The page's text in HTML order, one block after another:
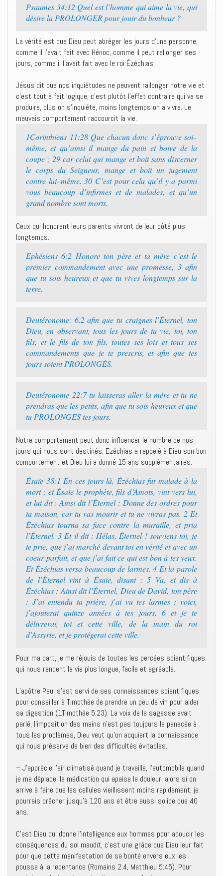
Psaumes 34:12 Quel est l’homme qui aime la vie, qui
désire la PROLONGER pour jouir du bonheur ?
La vérité est que Dieu peut abréger les jours d’une personne,
comme il l’avait fait avec Hénoc, comme il peut rallonger ses
jours, comme il l’avait fait avec le roi Ézéchias.
Jésus dit que nos inquiétudes ne peuvent rallonger notre vie et
c’est tout à fait logique, c’est plutôt l’effet contraire qui va se
produire, plus on s’inquiète, moins longtemps on a vivre. Le
mauvais comportement raccourcit la vie.
1Corinthiens 11:28 Que chacun donc s’éprouve soi–
même, et qu’ainsi il mange du pain et boive de la
coupe ; 29 car celui qui mange et boit sans discerner
le corps du Seigneur, mange et boit un jugement
contre lui–même. 30 C’est pour cela qu’il y a parmi
vous beaucoup d’infirmes et de malades, et qu’un
grand nombre sont morts.
Ceux qui honorent leurs parents vivront de leur côté plus
longtemps.
Ephésiens 6:2 Honore ton père et ta mère c’est le
premier commandement avec une promesse, 3 afin
que tu sois heureux et que tu vives longtemps sur la
terre.
Deutéronome: 6.2 afin que tu craignes l’Éternel, ton
Dieu, en observant, tous les jours de ta vie, toi, ton
fils, et le fils de ton fils, toutes ses lois et tous ses
commandements que je te prescris, et afin que tes
jours soient PROLONGÉS.
Deutéronome 22:7 tu laisseras aller la mère et tu ne
prendras que les petits, afin que tu sois heureux et que
tu PROLONGES tes jours.
Notre comportement peut donc influencer le nombre de nos
jours qui nous sont destinés. Ezéchias a rappelé à Dieu son bon
comportement et Dieu lui a donné 15 ans supplémentaires.
Ésaïe 38:1 En ces jours-là, Ézéchias fut malade à la
mort ; et Ésaïe le prophète, fils d’Amots, vint vers lui,
et lui dit : Ainsi dit l’Éternel : Donne des ordres pour
ta maison, car tu vas mourir et tu ne vivras pas. 2 Et
Ézéchias tourna sa face contre la muraille, et pria
l’Éternel. 3 Et il dit : Hélas, Éternel ! souviens-toi, je
te prie, que j’ai marché devant toi en vérité et avec un
coeur parfait, et que j’ai fait ce qui est bon à tes yeux.
Et Ézéchias versa beaucoup de larmes. 4 Et la parole
de l’Éternel vint à Ésaïe, disant : 5 Va, et dis à
Ézéchias : Ainsi dit l’Éternel, Dieu de David, ton père
: J’ai entendu ta prière, j’ai vu tes larmes ; voici,
j’ajouterai quinze années à tes jours, 6 et je te
délivrerai, toi et cette ville, de la main du roi
d’Assyrie, et je protégerai cette ville.
Pour ma part, je me réjouis de toutes les percées scientifiques
qui nous rendent la vie plus longue, facile et agréable.
L’apôtre Paul s’est servi de ses connaissances scientifiques
pour conseiller à Timothée de prendre un peu de vin pour aider
sa digestion (1Timothée 5:23). La voix de la sagesse avait
parlé, l’imposition des mains n’est pas toujours la panacée à
tous les problèmes, Dieu veut qu’on acquiert la connaissance
qui nous préserve de bien des difficultés évitables.
– J’apprécie l’air climatisé quand je travaille, l’automobile quand
je me déplace, la médication qui apaise la douleur, alors si on
arrive à faire que les cellules vieillissent moins rapidement, je
pourrais prêcher jusqu’à 120 ans et être aussi solide que 40
ans.
C’est Dieu qui donne l’intelligence aux hommes pour adoucir les
conséquences du sol maudit, c’est une grâce que Dieu leur fait
pour que cette manifestation de sa bonté envers eux les
pousse à la repentance (Romains 2:4, Matthieu 5:45). Pour